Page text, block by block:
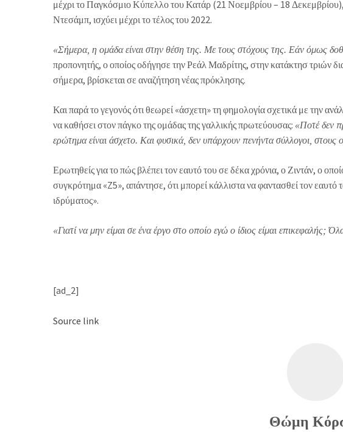
μέχρι το Παγκόσμιο Κύπελλο του Κατάρ (21 Νοεμβρίου – 18
Ντεσάμπ, ισχύει μέχρι το τέλος του 2022.
«Σήμερα, η ομάδα είναι στην θέση της. Με τους στόχους της. Εάν όμως
προπονητής, ο οποίος οδήγησε την Ρεάλ Μαδρίτης, στην κατάκτησ
σήμερα, βρίσκεται σε αναζήτηση νέας πρόκλησης.
Και παρά το γεγονός ότι θεωρεί «άσχετη» τη φημολογία σχετικά με την
να καθήσει στον πάγκο της ομάδας της γαλλικής πρωτεύουσας: «Ποτέ δεν
ερώτημα είναι άσχετο. Και φυσικά, δεν υπάρχουν πενήντα σύλλογοι,
Ερωτηθείς για το πώς βλέπει τον εαυτό του σε δέκα χρόνια, ο Ζιντάν, ο
συγκρότημα «Z5», απάντησε, ότι μπορεί κάλλιστα να φαντασθεί τον εαυτό
ιδρύματος».
«Γιατί να μην είμαι σε ένα έργο στο οποίο εγώ ο ίδιος είμαι επικεφαλής;
[ad_2]
Source link
Θώμη